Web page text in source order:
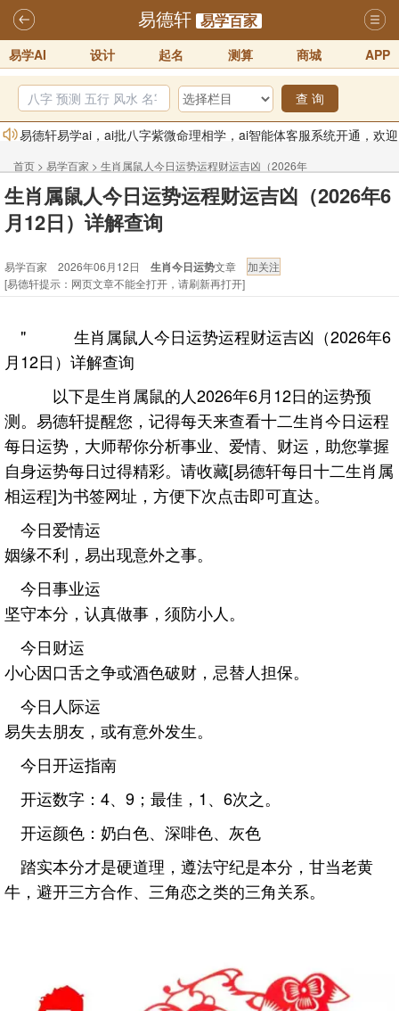
易德轩 易学百家
易学AI 设计 起名 测算 商城 APP
查 询
易德轩易学ai，ai批八字紫微命理相学，ai智能体客服系统开通，欢迎
体验！！
2025-07-01
易德轩网重构及升能完成，欢迎大家来体验新程序及感觉！！
2025-07-01
订！！
2025-10-01
2026丙午年铁笔居士精批年运说明
2025-10-12
易德轩通告：本网站易德轩商标及LOGO注册声明
2021-9-7
首页 > 易学百家 > 生肖属鼠人今日运势运程财运吉凶（2026年
6月12日）详解查询
生肖属鼠人今日运势运程财运吉凶（2026年6
月12日）详解查询
易学百家 2026年06月12日 生肖今日运势文章
[易德轩提示：网页文章不能全打开，请刷新再打开]
" 生肖属鼠人今日运势运程财运吉凶（2026年6
月12日）详解查询
以下是生肖属鼠的人2026年6月12日的运势预
测。易德轩提醒您，记得每天来查看十二生肖今日运程
每日运势，大师帮你分析事业、爱情、财运，助您掌握
自身运势每日过得精彩。请收藏[易德轩每日十二生肖属
相运程]为书签网址，方便下次点击即可直达。
今日爱情运
姻缘不利，易出现意外之事。
今日事业运
坚守本分，认真做事，须防小人。
今日财运
小心因口舌之争或酒色破财，忌替人担保。
今日人际运
易失去朋友，或有意外发生。
今日开运指南
开运数字：4、9；最佳，1、6次之。
开运颜色：奶白色、深啡色、灰色
踏实本分才是硬道理，遵法守纪是本分，甘当老黄
牛，避开三方合作、三角恋之类的三角关系。